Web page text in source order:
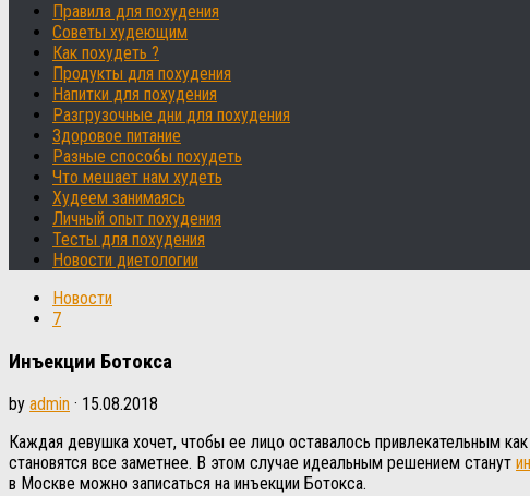
Правила для похудения
Советы худеющим
Как похудеть ?
Продукты для похудения
Напитки для похудения
Разгрузочные дни для похудения
Здоровое питание
Разные способы похудеть
Что мешает нам худеть
Худеем занимаясь
Личный опыт похудения
Тесты для похудения
Новости диетологии
Новости
7
Инъекции Ботокса
by admin · 15.08.2018
Каждая девушка хочет, чтобы ее лицо оставалось привлекательным
становятся все заметнее. В этом случае идеальным решением станут
в Москве можно записаться на инъекции Ботокса.